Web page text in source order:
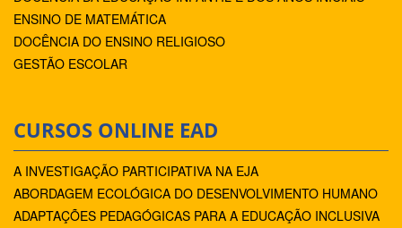
ENSINO DE MATEMÁTICA
DOCÊNCIA DO ENSINO RELIGIOSO
GESTÃO ESCOLAR
CURSOS ONLINE EAD
A INVESTIGAÇÃO PARTICIPATIVA NA EJA
ABORDAGEM ECOLÓGICA DO DESENVOLVIMENTO HUMANO
ADAPTAÇÕES PEDAGÓGICAS PARA A EDUCAÇÃO INCLUSIVA